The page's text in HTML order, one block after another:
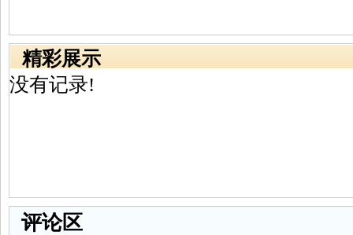
精彩展示
没有记录!
评论区